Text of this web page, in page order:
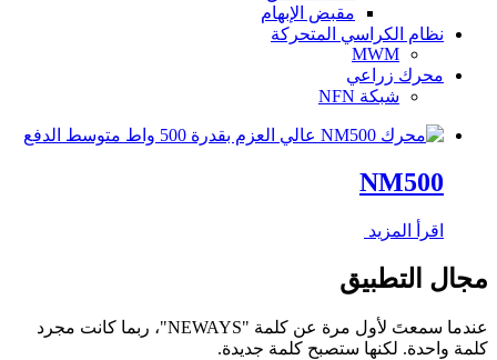
مقبض الإبهام
نظام الكراسي المتحركة
MWM
محرك زراعي
شبكة NFN
NM500
اقرأ المزيد
مجال التطبيق
عندما سمعتَ لأول مرة عن كلمة "NEWAYS"، ربما كانت مجرد
كلمة واحدة. لكنها ستصبح كلمة جديدة.